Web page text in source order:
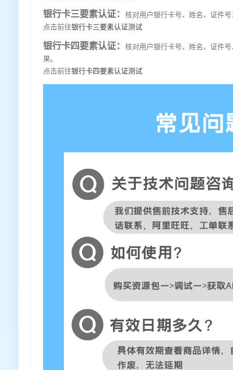
银行卡三要素认证：
核对用户银行卡号、姓名、证件
点击前往银行卡三要素认证测试
银行卡四要素认证：
核对用户银行卡号、姓名、证件
果。
点击前往银行卡四要素认证测试